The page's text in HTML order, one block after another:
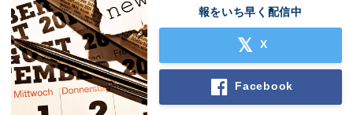
報をいち早く配信中
X
Facebook